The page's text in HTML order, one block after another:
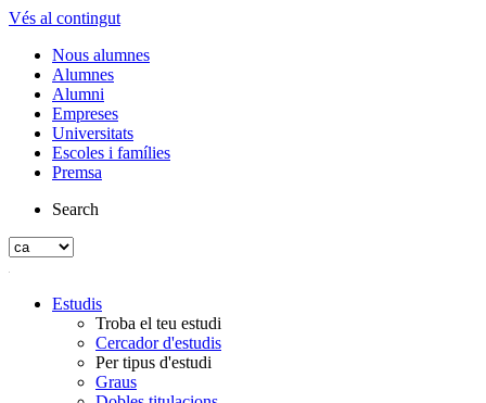
Vés al contingut
Nous alumnes
Alumnes
Alumni
Empreses
Universitats
Escoles i famílies
Premsa
Search
Estudis
Troba el teu estudi
Cercador d'estudis
Per tipus d'estudi
Graus